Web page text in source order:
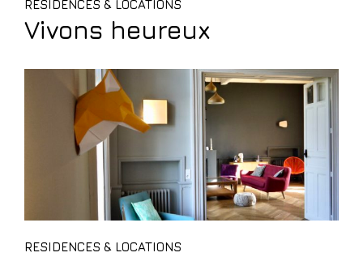
RESIDENCES & LOCATIONS
Vivons heureux
RESIDENCES & LOCATIONS